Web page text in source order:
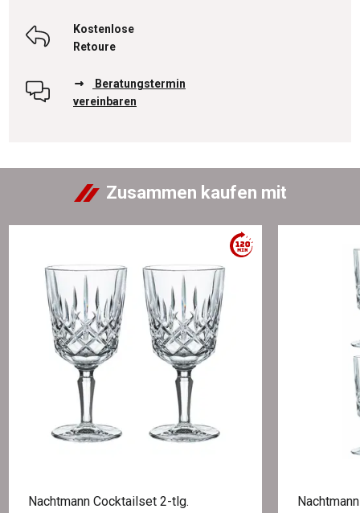
Kostenlose
Retoure
Beratungstermin
vereinbaren
Zusammen kaufen mit
Nachtmann Cocktailset 2-tlg.